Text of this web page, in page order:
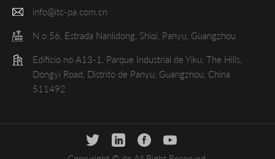
info@itc-pa.com.cn
N.o 56, Estrada Nanlidong, Shiqi, Panyu, Guangzhou
Edifício no A13-1, Parque Industrial de Yiku, The Hills,
Dongyi Road, Distrito de Panyu, Guangzhou, China
511492